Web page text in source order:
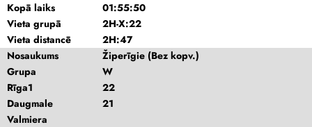
Kopā laiks
01:55:50
Vieta grupā
2H-X:22
Vieta distancē
2H:47
Nosaukums
Žiperīgie (Bez kopv.)
Grupa
W
Rīga1
22
Daugmale
21
Valmiera